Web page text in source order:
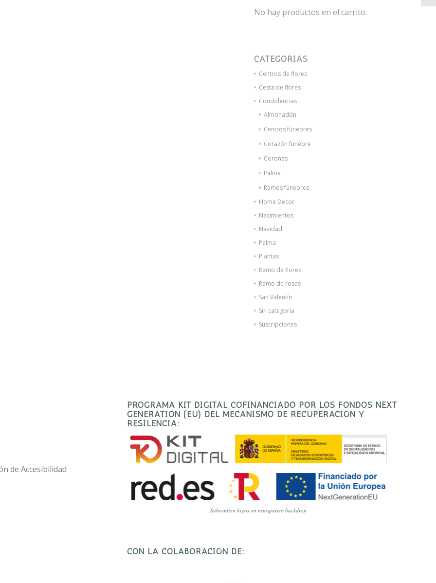
No hay productos en el carrito.
CATEGORÍAS
Centros de flores
Cesta de flores
Condolencias
Almohadón
Centros fúnebres
Corazón funebre
Coronas
Palma
Ramos fúnebres
Home Decor
Nacimientos
Navidad
Palma
Plantas
Ramo de flores
Ramo de rosas
San Valentín
Sin categoría
Suscripciones
de Accesibilidad
PROGRAMA KIT DIGITAL COFINANCIADO POR LOS FONDOS NEXT
GENERATION (EU) DEL MECANISMO DE RECUPERACIÓN Y
RESILENCIA:
Subvention logos on transparent backdrop
CON LA COLABORACIÓN DE: